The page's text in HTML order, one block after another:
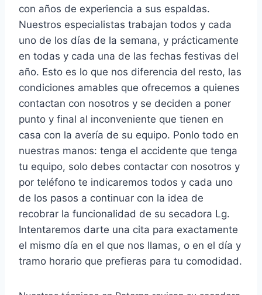
con años de experiencia a sus espaldas.
Nuestros especialistas trabajan todos y cada
uno de los días de la semana, y prácticamente
en todas y cada una de las fechas festivas del
año. Esto es lo que nos diferencia del resto, las
condiciones amables que ofrecemos a quienes
contactan con nosotros y se deciden a poner
punto y final al inconveniente que tienen en
casa con la avería de su equipo. Ponlo todo en
nuestras manos: tenga el accidente que tenga
tu equipo, solo debes contactar con nosotros y
por teléfono te indicaremos todos y cada uno
de los pasos a continuar con la idea de
recobrar la funcionalidad de su secadora Lg.
Intentaremos darte una cita para exactamente
el mismo día en el que nos llamas, o en el día y
tramo horario que prefieras para tu comodidad.